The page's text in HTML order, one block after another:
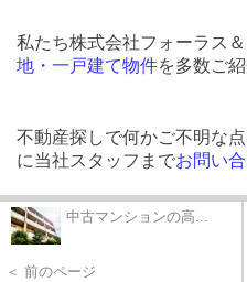
私たち株式会社フォーラス＆
地・一戸建て物件を多数ご
不動産探しで何かご不明な
に当社スタッフまでお問い
中古マンションの高...
＜ 前のページ